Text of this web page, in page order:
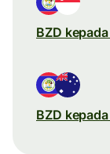
BZD kepada
BZD